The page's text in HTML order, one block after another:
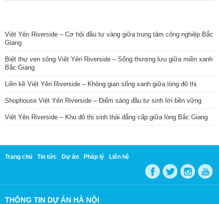
Việt Yên Riverside – Cơ hội đầu tư vàng giữa trung tâm công nghiệp Bắc
Giang
Biệt thự ven sông Việt Yên Riverside – Sống thượng lưu giữa miền xanh
Bắc Giang
Liền kề Việt Yên Riverside – Không gian sống xanh giữa lòng đô thị
Shophouse Việt Yên Riverside – Điểm sáng đầu tư sinh lời bền vững
Việt Yên Riverside – Khu đô thị sinh thái đẳng cấp giữa lòng Bắc Giang
Trang chủ Tin tức Dự án Pháp lý Liên hệ
THÔNG TIN DỰ ÁN HÀ NỘI